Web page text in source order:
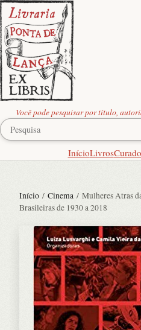
Você pode pesquisar por título,
InícioLivros
Início / Cinema / Mulheres Atras
Brasileiras de 1930 a 2018